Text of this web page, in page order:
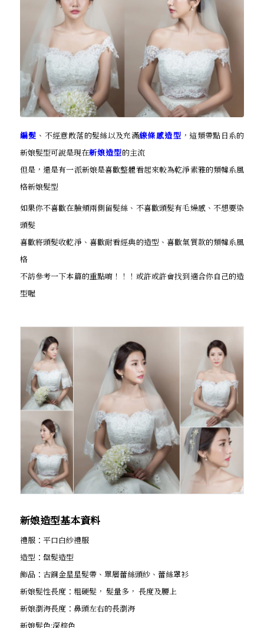
編髮 、不經意散落的髮絲以及充滿線條感造型 ，這類帶點日系的
新娘髮型可說是現在新娘造型的主流
但是，還是有一派新娘是喜歡整體看起來較為乾淨素雅的類韓系風
格新娘髮型
如果你不喜歡在臉頰兩側留髮絲、不喜歡頭髮有毛燥感、不想要染
頭髮
喜歡將頭髮收乾淨、喜歡耐看經典的造型、喜歡氣質款的類韓系風
格
不訪參考一下本篇的重點唷！！！或許或許會找到適合你自己的造
型喔
新娘造型基本資料
禮服：平口白紗禮服
造型：盤髮造型
飾品：古銅金星星髮帶、單層蕾絲頭紗、蕾絲罩衫
新娘髮性長度：粗硬髮， 髮量多， 長度及腰上
新娘瀏海長度：鼻頭左右的長瀏海
新娘髮色:深棕色